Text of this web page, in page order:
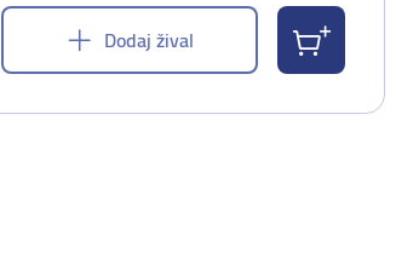
Dodaj žival